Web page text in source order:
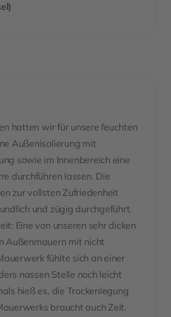
hatten wir für unsere feuchten
Außenisolierung mit
sowie im Innenbereich eine
durchführen lassen. Die
zur vollsten Zufriedenheit
und zügig durchgeführt.
Eine von unseren sehr dicken
Außenmauern mit nicht
fühlte sich an einer
nassen Stelle noch leicht
hieß es, die Trockenlegung
braucht auch Zeit.